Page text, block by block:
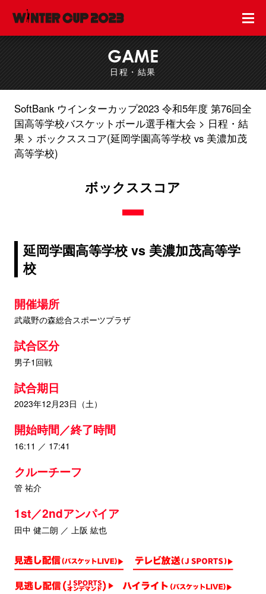
GAME
日程・結果
SoftBank ウインターカップ2023 令和5年度 第76回全
国高等学校バスケットボール選手権大会
日程・結
果
ボックススコア(延岡学園高等学校 vs 美濃加茂
高等学校)
ボックススコア
延岡学園高等学校 vs 美濃加茂高等学
校
開催場所
武蔵野の森総合スポーツプラザ
試合区分
男子1回戦
試合期日
2023年12月23日（土）
開始時間／終了時間
16:11 ／ 17:41
クルーチーフ
管 祐介
1st／2ndアンパイア
田中 健二朗 ／ 上阪 紘也